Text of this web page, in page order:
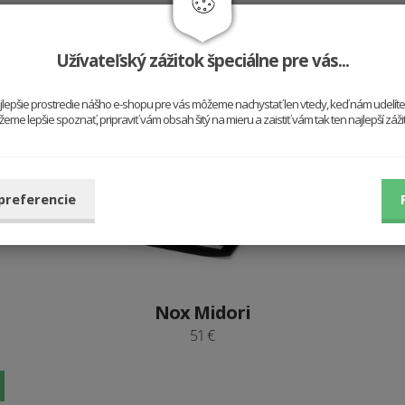
Vložiť do košíka
Vypredané
Nox Midori
51 €
Užívateľský zážitok špeciálne pre vás...
prostredie nášho e-shopu pre vás môžeme nachystať len vtedy, keď nám
lepšie spoznať, pripraviť vám obsah šitý na mieru a zaistiť vám tak ten najlepší